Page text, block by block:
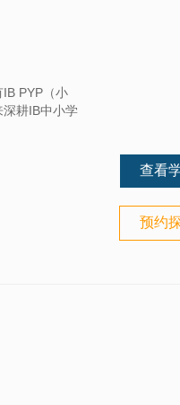
PYP（小
耕IB中小学
查看
预约